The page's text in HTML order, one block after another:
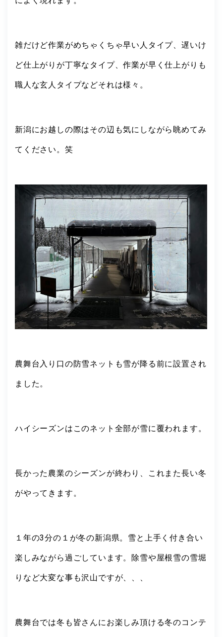
雑だけど作業がめちゃくちゃ早い人タイプ、遅いけ
ど仕上がりが丁寧なタイプ、作業が早く仕上がりも
職人な玄人タイプなどそれは様々。
新潟にお越しの際はその辺も気にしながら眺めてみ
てください。笑
農舞台入り口の防雪ネットも雪が降る前に設置され
ました。
ハイシーズンはこのネット全部が雪に覆われます。
長かった農業のシーズンが終わり、これまた長い冬
がやってきます。
１年の3分の１が冬の新潟県。雪と上手く付き合い
楽しみながら過ごしています。除雪や屋根雪の雪堀
りなど大変な事も沢山ですが、、、
農舞台では冬も皆さんにお楽しみ頂ける冬のコンテ